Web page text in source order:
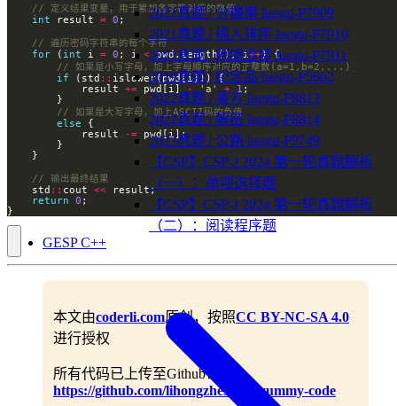
2021真题 | 分糖果 luogu-P7909
2021真题 | 插入排序 luogu-P7910
2021真题 | 网络连接 luogu-P7911
2019真题 | 纪念品 luogu-P5662
2022真题 | 乘方 luogu-P8813
2022真题 | 解密 luogu-P8814
2023真题 | 公路 luogu-P9749
【CSP】CSP-J 2024 第一轮真题解析
（一）：单项选择题
【CSP】CSP-J 2024 第一轮真题解析
（二）：阅读程序题
GESP C++
int result = 0
for ( int i = 0 ; i < pwd.length(); i++
if (std ::
            result
+= pwd[i] - 'a' + 1
else
            result
-=
    std
:: cout <<
return
0
}
本文由coderli.com原创，按照CC BY-NC-SA 4.0
进行授权
所有代码已上传至Github：
https://github.com/lihongzheshuai/yummy-code